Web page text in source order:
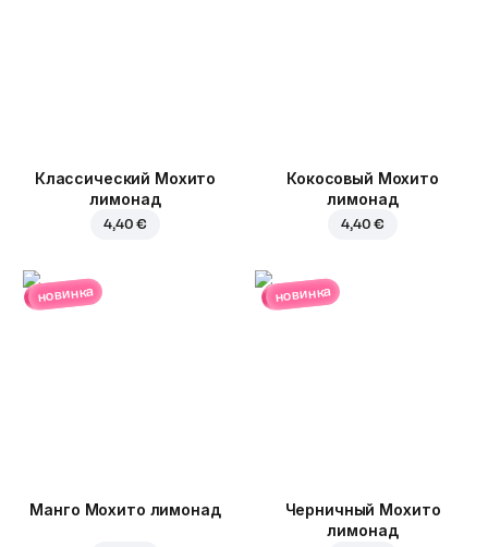
Классический Мохито
лимонад
4,40 €
Кокосовый Мохито
лимонад
4,40 €
новинка
Манго Мохито лимонад
новинка
Черничный Мохито
лимонад